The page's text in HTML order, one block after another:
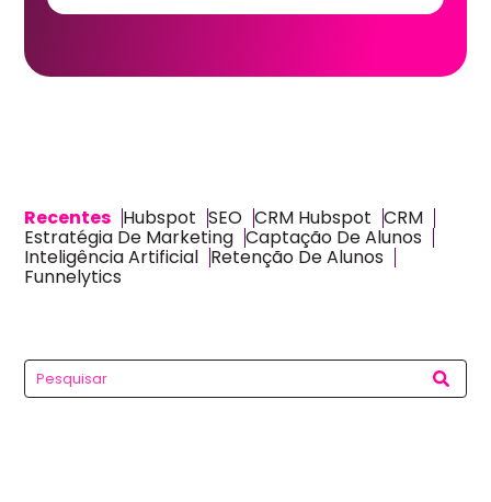
Recentes Hubspot SEO CRM Hubspot CRM
Estratégia De Marketing Captação De Alunos
Inteligência Artificial Retenção De Alunos
Funnelytics